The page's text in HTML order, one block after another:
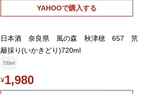
YAHOOで購入する
日本酒 奈良県 風の森 秋津穂 657 笊
籬採り(いかきどり)720ml
720ml
¥1,980